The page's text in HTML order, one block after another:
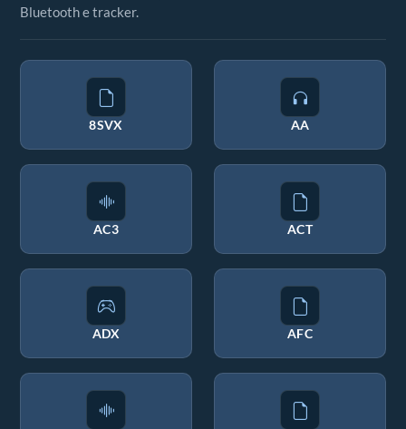
Bluetooth e tracker.
8SVX AA
AC3 ACT
ADX AFC